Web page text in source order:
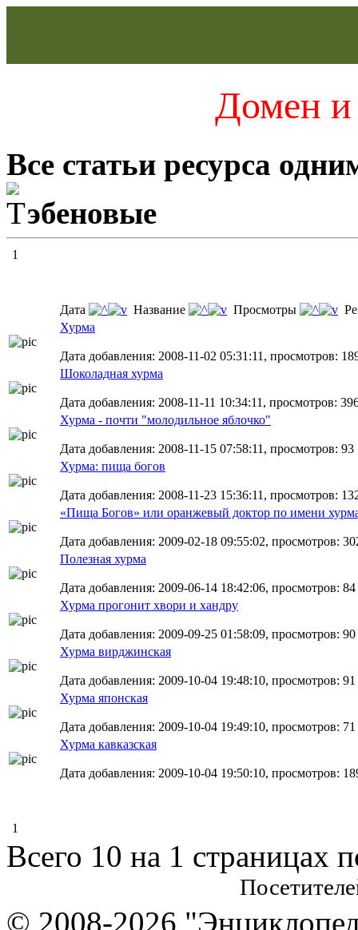
Домен и
Все статьи ресурса
эбеновые
1
Дата Название Просмотры
Хурма
Дата добавления: 2008-11-02 05:31:11, просмотров:
Шоколадная хурма
Дата добавления: 2008-11-11 10:34:11, просмотров:
Хурма - почти "молодильное яблочко"
Дата добавления: 2008-11-15 07:58:11, просмотров: 93
Хурма: пища богов
Дата добавления: 2008-11-23 15:36:11, просмотров:
«Пища Богов» или оранжевый доктор по имени
Дата добавления: 2009-02-18 09:55:02, просмотров:
Полезная хурма
Дата добавления: 2009-06-14 18:42:06, просмотров: 84
Хурма прогонит хвори и хандру
Дата добавления: 2009-09-25 01:58:09, просмотров: 90
Хурма вирджинская
Дата добавления: 2009-10-04 19:48:10, просмотров: 91
Хурма японская
Дата добавления: 2009-10-04 19:49:10, просмотров: 71
Хурма кавказская
Дата добавления: 2009-10-04 19:50:10, просмотров:
1
Всего 10 на 1 страницах
© 2008-2026